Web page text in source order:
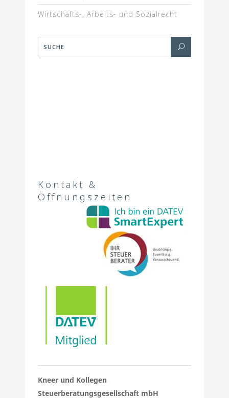
Wirtschafts-, Arbeits- und Sozialrecht
Kontakt &
Öffnungszeiten
Kneer und Kollegen
Steuerberatungsgesellschaft mbH